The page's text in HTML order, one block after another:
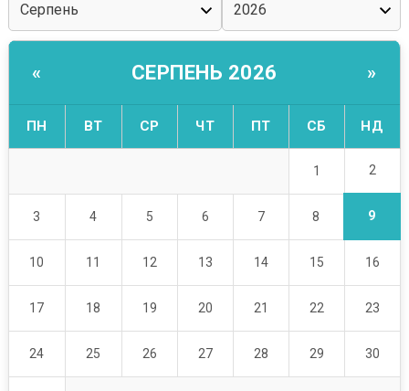
« СЕРПЕНЬ 2026 »
ПН ВТ СР ЧТ ПТ СБ НД
1 2
3 4 5 6 7 8 9
10 11 12 13 14 15 16
17 18 19 20 21 22 23
24 25 26 27 28 29 30